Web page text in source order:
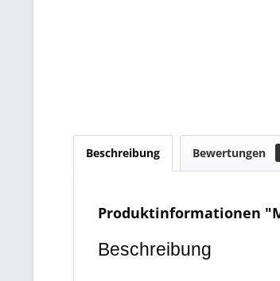
Beschreibung Bewertungen
Produktinformationen
Beschreibung